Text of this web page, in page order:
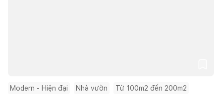
Modern - Hiện đại Nhà vườn Từ 100m2 đến 200m2